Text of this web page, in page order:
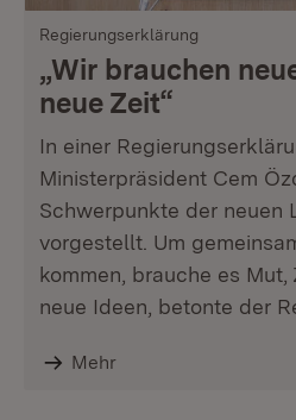
Regierungserklärung
„Wir brauchen
neue Zeit“
In einer
Ministerpräsident Cem
Schwerpunkte der neuen
vorgestellt. Um
kommen, brauche es
neue Ideen, betonte der
Mehr